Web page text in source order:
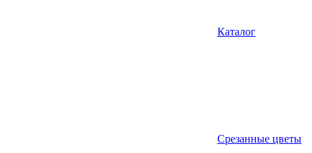
Каталог
Срезанные цветы